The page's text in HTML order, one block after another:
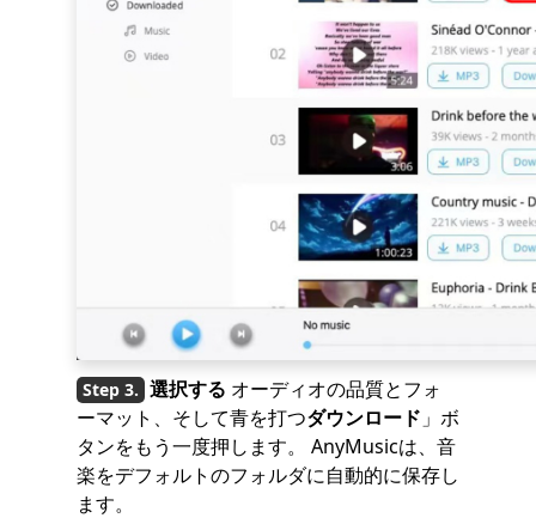
選択する オーディオの品質とフォ
ーマット、そして青を打つダウンロード 」ボ
タンをもう一度押します。 AnyMusicは、音
楽をデフォルトのフォルダに自動的に保存し
ます。